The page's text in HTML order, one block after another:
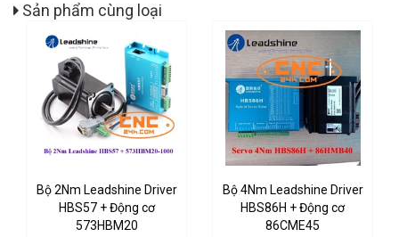
Sản phẩm cùng loại
Bộ 2Nm Leadshine Driver
HBS57 + Động cơ
573HBM20
Bộ 4Nm Leadshine Driver
HBS86H + Động cơ
86CME45